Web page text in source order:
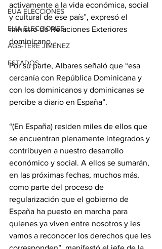
EUA ELECCIONES
EUA ELECCIONES
AGS-TERE JIMÉNEZ
ESTADOS
activamente a la vida económica, social
y cultural de ese país”, expresó el
ministro de Relaciones Exteriores
dominicano.
Por su parte, Albares señaló que “esa
cercanía con República Dominicana y
con los dominicanos y dominicanas se
percibe a diario en España”.
“(En España) residen miles de ellos que
se encuentran plenamente integrados y
contribuyen a nuestro desarrollo
económico y social. A ellos se sumarán,
en las próximas fechas, muchos más,
como parte del proceso de
regularización que el gobierno de
España ha puesto en marcha para
quienes ya viven entre nosotros y les
vamos a reconocer los derechos que les